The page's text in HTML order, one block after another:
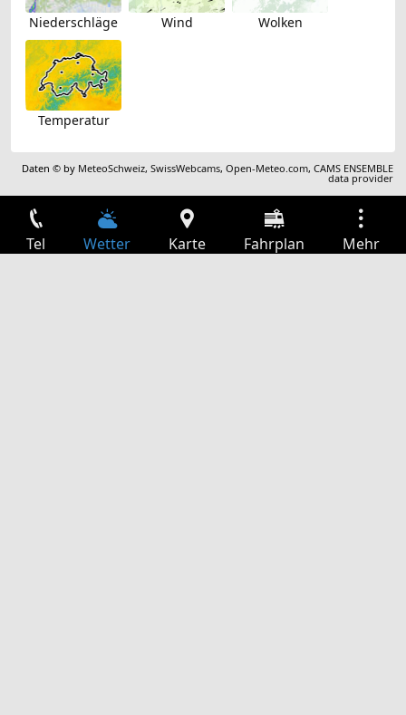
Niederschläge Wind Wolken
Temperatur
Daten © by MeteoSchweiz,SwissWebcams,Open-Meteo.com,CAMS ENSEMBLE
data provider
Tel Wetter Karte Fahrplan Mehr